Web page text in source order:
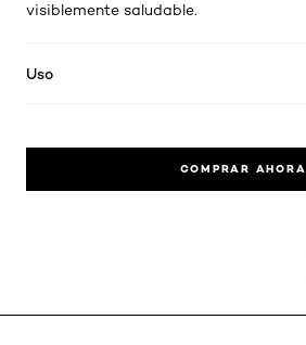
visiblemente saludable.
Uso
COMPRAR AHORA